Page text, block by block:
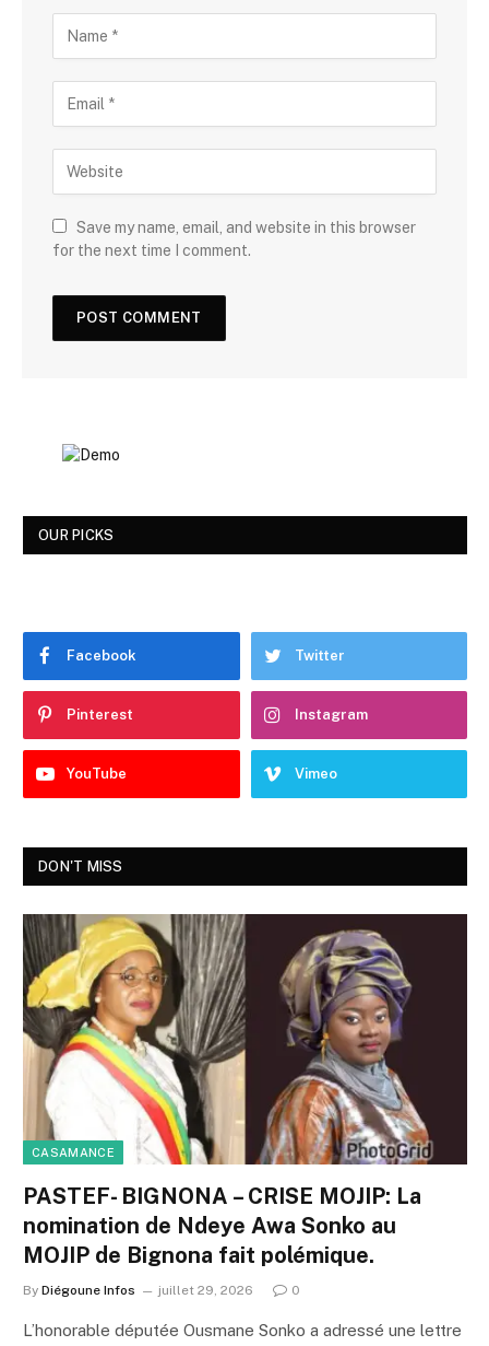
Save my name, email, and website in this browser
for the next time I comment.
OUR PICKS
Facebook Twitter
Pinterest Instagram
YouTube Vimeo
DON'T MISS
CASAMANCE
PASTEF- BIGNONA – CRISE MOJIP: La
nomination de Ndeye Awa Sonko au
MOJIP de Bignona fait polémique.
By Diégoune Infos juillet 29, 2026 0
L’honorable députée Ousmane Sonko a adressé une lettre